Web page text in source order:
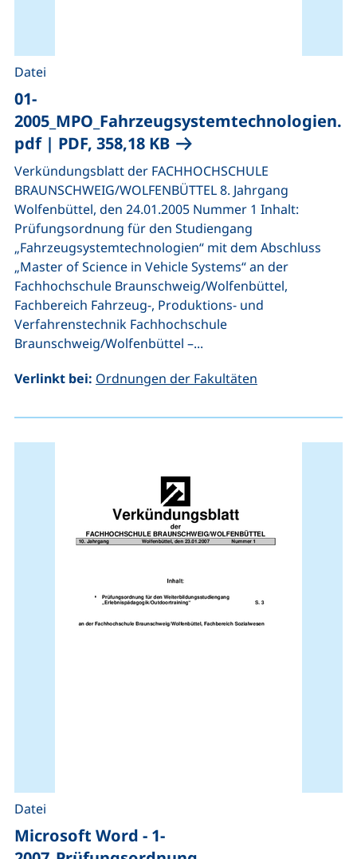
01-
2005_MPO_Fahrzeugsystemtechnologien.
pdf| PDF, 358,18 KB(öffnet neues
Datei
Verkündungsblatt der FACHHOCHSCHULE
BRAUNSCHWEIG/WOLFENBÜTTEL 8. Jahrgang
Wolfenbüttel, den 24.01.2005 Nummer 1 Inhalt:
Prüfungsordnung für den Studiengang
„Fahrzeugsystemtechnologien“ mit dem Abschluss
„Master of Science in Vehicle Systems“ an der
Fachhochschule Braunschweig/Wolfenbüttel,
Fachbereich Fahrzeug-, Produktions- und
Verfahrenstechnik Fachhochschule
Braunschweig/Wolfenbüttel –...
Verlinkt bei: Ordnungen der Fakultäten
Microsoft Word - 1-
Datei